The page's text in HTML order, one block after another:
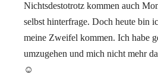
Nichtsdestotrotz kommen auch
selbst hinterfrage. Doch heute bin
meine Zweifel kommen. Ich habe
umzugehen und mich nicht mehr
☺️